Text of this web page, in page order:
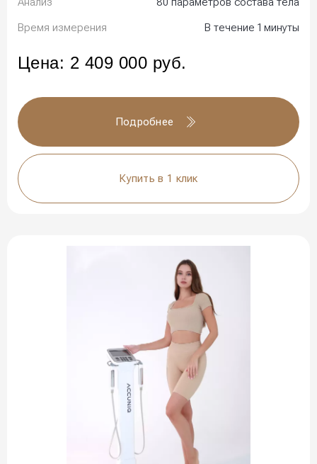
Время измерения
В течение 1 минуты
Цена: 2 409 000 руб.
Подробнее
Купить в 1 клик